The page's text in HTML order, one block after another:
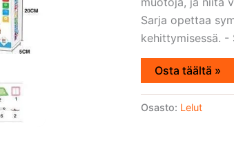
Sarja opettaa
kehittymisessä. -
Osta täältä »
Osasto: Lelut